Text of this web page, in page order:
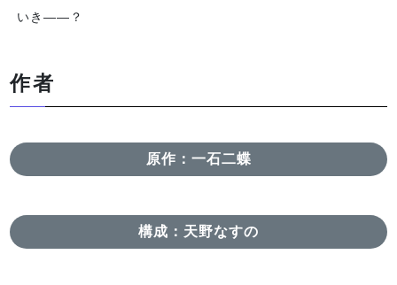
いき――？
作者
原作：一石二蝶
構成：天野なすの